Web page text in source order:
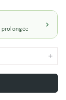
prolongée